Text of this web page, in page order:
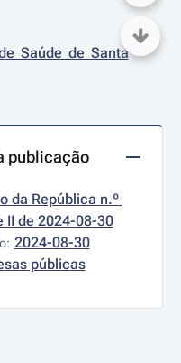
Saúde de Santa
publicação
da República n.º
II de 2024-08-30
2024-08-30
públicas